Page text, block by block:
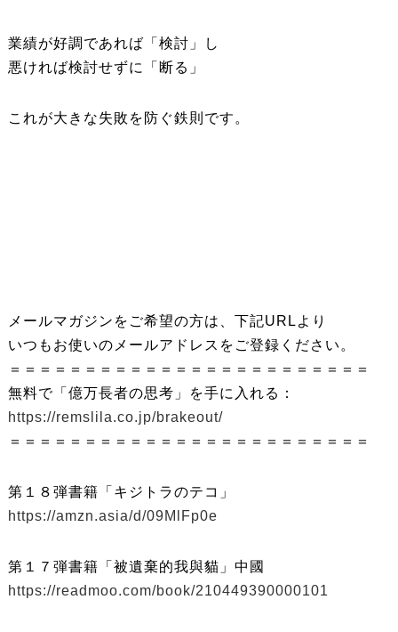
業績が好調であれば「検討」し
悪ければ検討せずに「断る」
これが大きな失敗を防ぐ鉄則です。
メールマガジンをご希望の方は、下記URLより
いつもお使いのメールアドレスをご登録ください。
＝＝＝＝＝＝＝＝＝＝＝＝＝＝＝＝＝＝＝＝＝＝＝＝
無料で「億万長者の思考」を手に入れる：
https://remslila.co.jp/brakeout/
＝＝＝＝＝＝＝＝＝＝＝＝＝＝＝＝＝＝＝＝＝＝＝＝
第１８弾書籍「キジトラのテコ」
https://amzn.asia/d/09MlFp0e
第１７弾書籍「被遺棄的我與貓」中國
https://readmoo.com/book/210449390000101